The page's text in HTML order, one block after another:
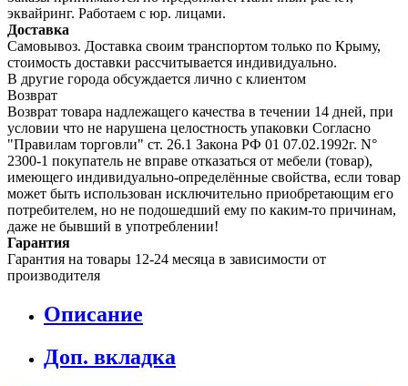
эквайринг. Работаем с юр. лицами.
Доставка
Самовывоз. Доставка своим транспортом только по Крыму,
стоимость доставки рассчитывается индивидуально.
В другие города обсуждается лично с клиентом
Возврат
Возврат товара надлежащего качества в течении 14 дней, при
условии что не нарушена целостность упаковки Согласно
"Правилам торговли" ст. 26.1 Закона РФ 01 07.02.1992г. N°
2300-1 покупатель не вправе отказаться от мебели (товар),
имеющего индивидуально-определённые свойства, если товар
может быть использован исключительно приобретающим его
потребителем, но не подошедший eмy по каким-то причинам,
даже не бывший в употреблении!
Гарантия
Гарантия на товары 12-24 месяца в зависимости от
производителя
Описание
Доп. вкладка